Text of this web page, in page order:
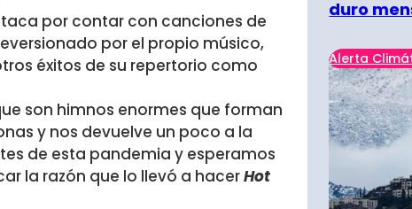
por contar con canciones de
por el propio músico,
éxitos de su repertorio como
son himnos enormes que forman
y nos devuelve un poco a la
de esta pandemia y esperamos
la razón que lo llevó a hacerHot
duro
Alerta